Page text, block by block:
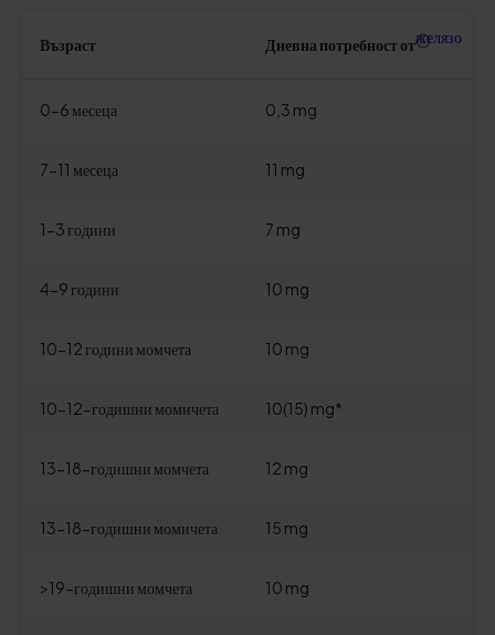
Възраст Дневна потребност отжелязо
0-6 месеца 0,3 mg
7-11 месеца 11 mg
1-3 години 7 mg
4-9 години 10 mg
10-12 години момчета 10 mg
10-12-годишни момичета 10(15) mg*
13-18-годишни момчета 12 mg
13-18-годишни момичета 15 mg
>19-годишни момчета 10 mg